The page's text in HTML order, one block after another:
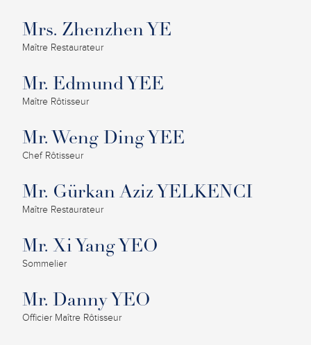
Mrs. Zhenzhen YE
Maître Restaurateur
Mr. Edmund YEE
Maître Rôtisseur
Mr. Weng Ding YEE
Chef Rôtisseur
Mr. Gürkan Aziz YELKENCI
Maître Restaurateur
Mr. Xi Yang YEO
Sommelier
Mr. Danny YEO
Officier Maître Rôtisseur